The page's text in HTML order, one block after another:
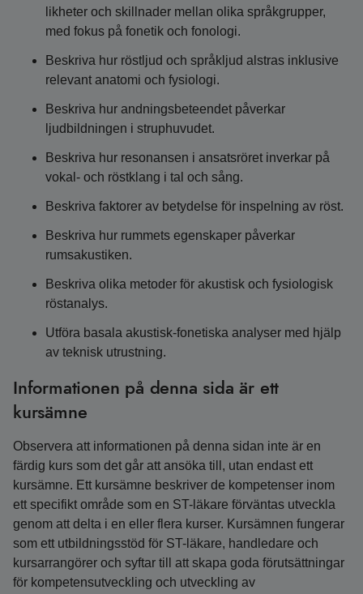
likheter och skillnader mellan olika språkgrupper,
med fokus på fonetik och fonologi.
Beskriva hur röstljud och språkljud alstras inklusive
relevant anatomi och fysiologi.
Beskriva hur andningsbeteendet påverkar
ljudbildningen i struphuvudet.
Beskriva hur resonansen i ansatsröret inverkar på
vokal- och röstklang i tal och sång.
Beskriva faktorer av betydelse för inspelning av röst.
Beskriva hur rummets egenskaper påverkar
rumsakustiken.
Beskriva olika metoder för akustisk och fysiologisk
röstanalys.
Utföra basala akustisk-fonetiska analyser med hjälp
av teknisk utrustning.
Informationen på denna sida är ett
kursämne
Observera att informationen på denna sidan inte är en
färdig kurs som det går att ansöka till, utan endast ett
kursämne. Ett kursämne beskriver de kompetenser inom
ett specifikt område som en ST-läkare förväntas utveckla
genom att delta i en eller flera kurser. Kursämnen fungerar
som ett utbildningsstöd för ST-läkare, handledare och
kursarrangörer och syftar till att skapa goda förutsättningar
för kompetensutveckling och utveckling av